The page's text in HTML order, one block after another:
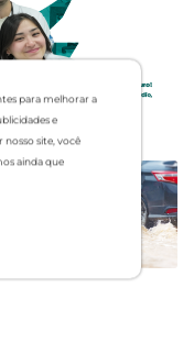
para melhorar a
e
site, você
ainda que